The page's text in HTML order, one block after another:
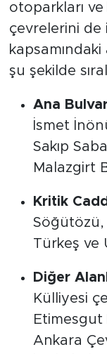
otoparkları ve
çevrelerini de
şu şekilde
Ana
İsmet
Sakıp
Malazgirt
Kritik
Söğütözü,
Türkeş ve
Diğer
Külliyesi
Etimesgut
Ankara